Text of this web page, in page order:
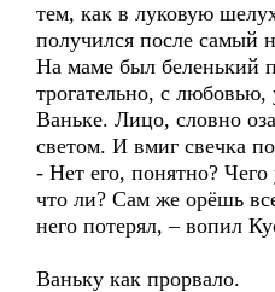
тем, как в луковую
получился после самый
На маме был беленький
трогательно, с любовью,
Ваньке. Лицо, словно
светом. И вмиг свечка
- Нет его, понятно? Чего
что ли? Сам же орёшь
него потерял, – вопил
Ваньку как прорвало.